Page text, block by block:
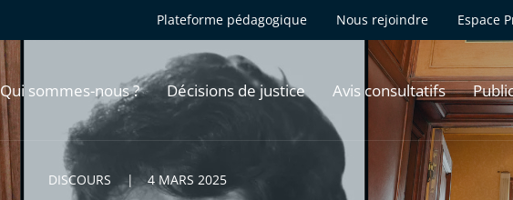
Plateforme pédagogique Nous rejoindre Espace
Qui sommes-nous ? Décisions de justice Avis consultatifs
DISCOURS 4 MARS 2025